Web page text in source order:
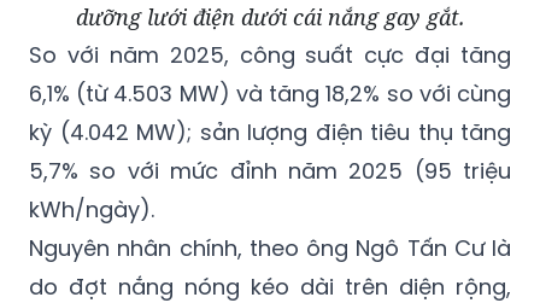
dưỡng lưới điện dưới cái nắng gay gắt.
So với năm 2025, công suất cực đại tăng
6,1% (từ 4.503 MW) và tăng 18,2% so với cùng
kỳ (4.042 MW); sản lượng điện tiêu thụ tăng
5,7% so với mức đỉnh năm 2025 (95 triệu
kWh/ngày).
Nguyên nhân chính, theo ông Ngô Tấn Cư là
do đợt nắng nóng kéo dài trên diện rộng,